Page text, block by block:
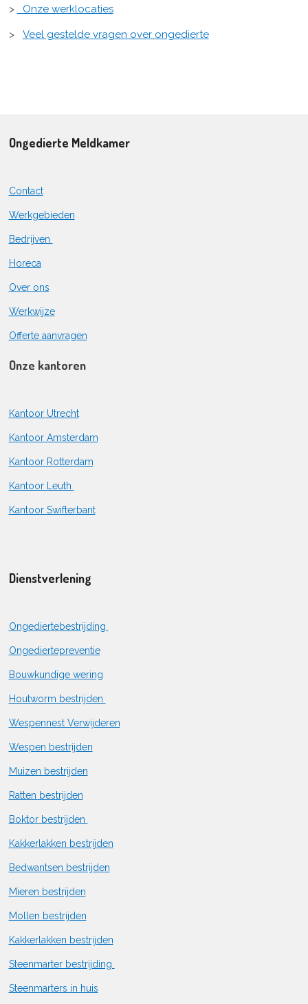
> Onze werklocaties
> Veel gestelde vragen over ongedierte
Ongedierte Meldkamer
Contact
Werkgebieden
Bedrijven
Horeca
Over ons
Werkwijze
Offerte aanvragen
Onze kantoren
Kantoor Utrecht
Kantoor Amsterdam
Kantoor Rotterdam
Kantoor Leuth
Kantoor Swifterbant
Dienstverlening
Ongediertebestrijding
Ongediertepreventie
Bouwkundige wering
Houtworm bestrijden
Wespennest Verwijderen
Wespen bestrijden
Muizen bestrijden
Ratten bestrijden
Boktor bestrijden
Kakkerlakken bestrijden
Bedwantsen bestrijden
Mieren bestrijden
Mollen bestrijden
Kakkerlakken bestrijden
Steenmarter bestrijding
Steenmarters in huis